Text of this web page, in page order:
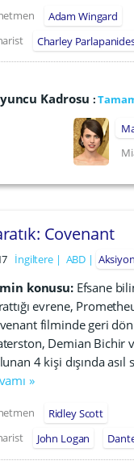
Adam Wingard
Charley
Kadrosu :
Covenant
İngiltere ABD Aksiyon
konusu: Efsane
evrene,
filminde geri
Demian Bichir
4 kişi dışında
»
Ridley Scott
John Logan